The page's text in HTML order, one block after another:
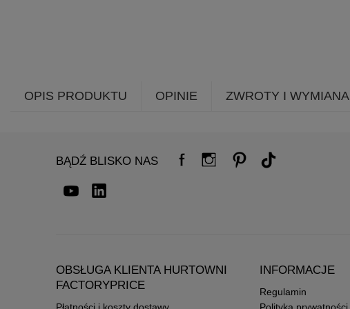
OPIS PRODUKTU OPINIE ZWROTY I WYMIANA
BĄDŹ BLISKO NAS
OBSŁUGA KLIENTA HURTOWNI
FACTORYPRICE
INFORMACJE
Regulamin